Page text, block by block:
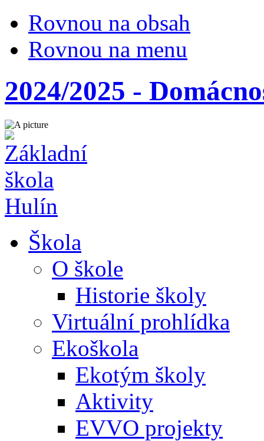
Rovnou na obsah
Rovnou na menu
2024/2025 -
Škola
O škole
Historie školy
Virtuální prohlídka
Ekoškola
Ekotým školy
Aktivity
EVVO projekty